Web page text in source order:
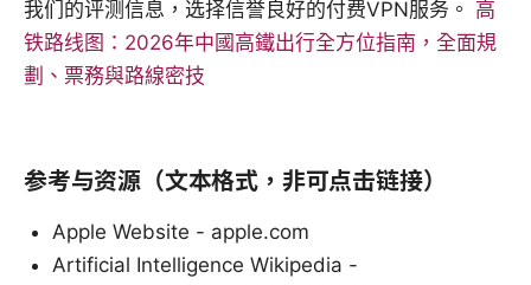
我们的评测信息，选择信誉良好的付费VPN服务。 高
铁路线图：2026年中國高鐵出行全方位指南，全面規
劃、票務與路線密技
参考与资源（文本格式，非可点击链接）
Apple Website - apple.com
Artificial Intelligence Wikipedia -